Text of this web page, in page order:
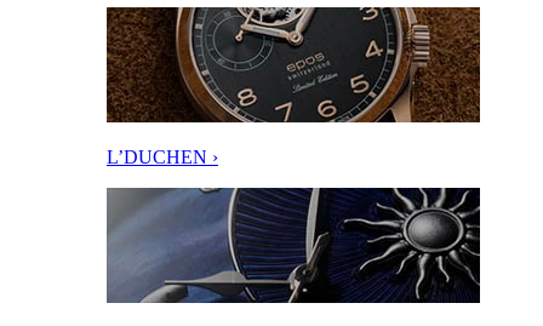
L’DUCHEN ›